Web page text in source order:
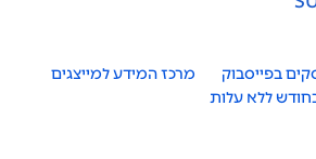
בפייסבוק
מרכז המידע למייצגים